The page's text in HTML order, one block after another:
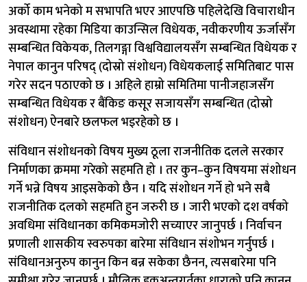
अर्को काम भनेको म सभापति भएर आएपछि पहिलेदेखि विचाराधीन
अवस्थामा रहेका मिडिया काउन्सिल विधेयक, नवीकरणीय ऊर्जासँग
सम्बन्धित विकेयक, तिलगङ्गा विश्वविद्यालयसँग सम्बन्धित विधेयक र
नेपाल कानुन परिषद् (दोस्रो संशोधन) विधेयकलाई समितिबाट पास
गरेर सदन पठाएको छ । अहिले हाम्रो समितिमा पानीजहाजसँग
सम्बन्धित विधेयक र बैंकिङ कसूर सजायसँग सम्बन्धित (दोस्रो
संशोधन) ऐनबारे छलफल भइरहेको छ ।
संविधान संशोधनको विषय मुख्य ठूला राजनीतिक दलले सरकार
निर्माणका क्रममा गरेको सहमति हो । तर कुन–कुन विषयमा संशोधन
गर्ने भन्ने विषय आइसकेको छैन । यदि संशोधन गर्ने हो भने सबै
राजनीतिक दलको सहमति हुन जरुरी छ । जारी भएको दश वर्षको
अवधिमा संविधानका कमिकमजोरी सच्याएर जानुपर्छ । निर्वाचन
प्रणाली शासकीय स्वरुपका बारेमा संविधान संशोभन गर्नुपर्छ ।
संविधानअनुरुप कानुन किन बन्न सकेका छैनन, त्यसबारेमा पनि